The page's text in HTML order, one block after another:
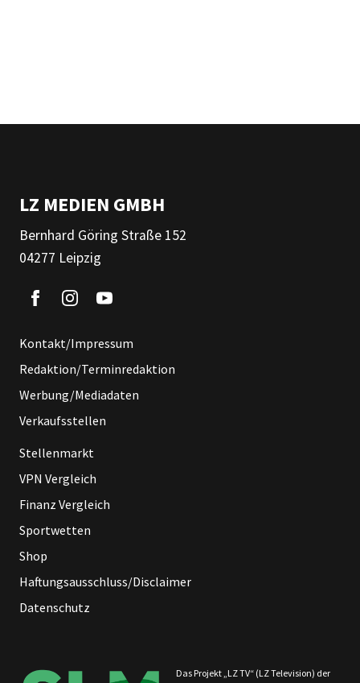
LZ MEDIEN GMBH
Bernhard Göring Straße 152
04277 Leipzig
Kontakt/Impressum
Redaktion/Terminredaktion
Werbung/Mediadaten
Verkaufsstellen
Stellenmarkt
VPN Vergleich
Finanz Vergleich
Sportwetten
Shop
Haftungsausschluss/Disclaimer
Datenschutz
Das Projekt „LZ TV“ (LZ Television) der